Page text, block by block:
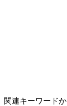
関連キーワード